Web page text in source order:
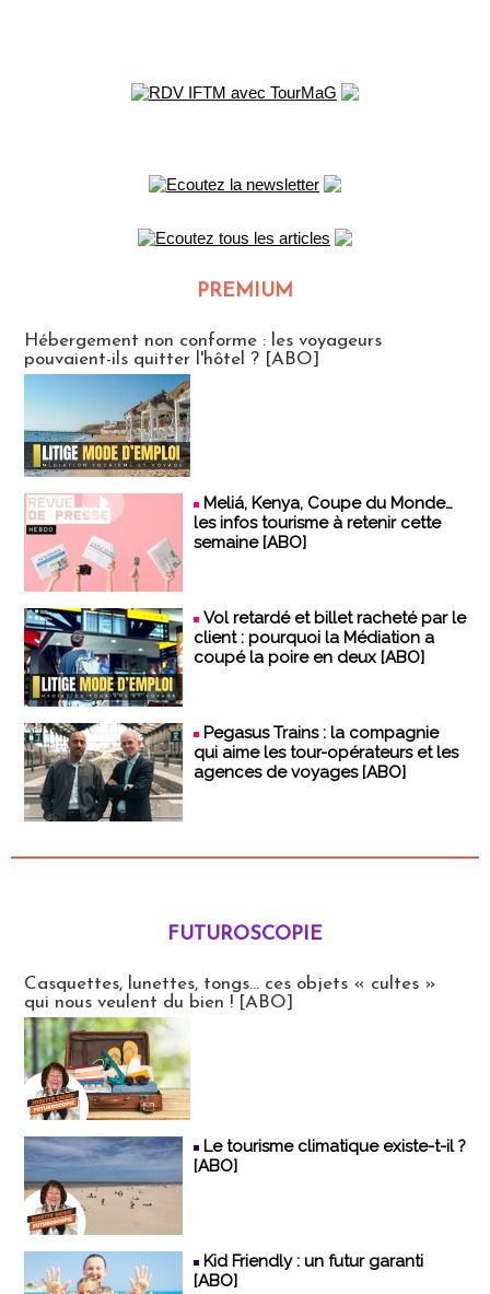
PREMIUM
Hébergement non conforme : les voyageurs
pouvaient-ils quitter l'hôtel ? [ABO]
Meliá, Kenya, Coupe du Monde…
les infos tourisme à retenir cette
semaine [ABO]
Vol retardé et billet racheté par le
client : pourquoi la Médiation a
coupé la poire en deux [ABO]
Pegasus Trains : la compagnie
qui aime les tour-opérateurs et les
agences de voyages [ABO]
FUTUROSCOPIE
Casquettes, lunettes, tongs... ces objets « cultes »
qui nous veulent du bien ! [ABO]
Le tourisme climatique existe-t-il ?
[ABO]
Kid Friendly : un futur garanti
[ABO]